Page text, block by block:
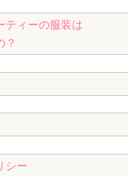
ティーの服装は
？
シー